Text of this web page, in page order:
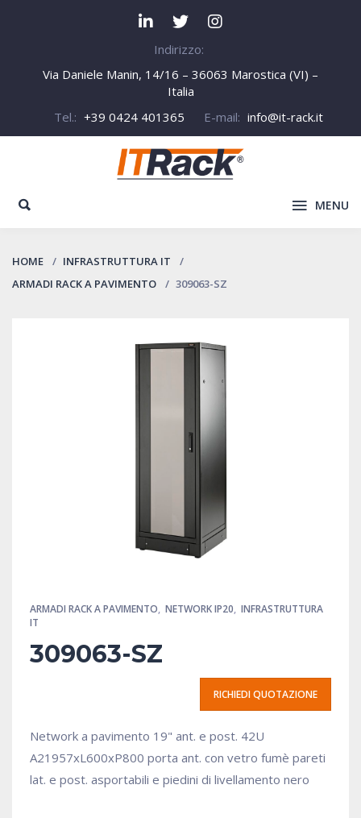
Indirizzo:
Via Daniele Manin, 14/16 – 36063 Marostica (VI) –
Italia
Tel.: +39 0424 401365 E-mail: info@it-rack.it
MENU
HOME
INFRASTRUTTURA IT
ARMADI RACK A PAVIMENTO
309063-SZ
ARMADI RACK A PAVIMENTO, NETWORK IP20, INFRASTRUTTURA
IT
309063-SZ
RICHIEDI QUOTAZIONE
Network a pavimento 19" ant. e post. 42U
A21957xL600xP800 porta ant. con vetro fumè pareti
lat. e post. asportabili e piedini di livellamento nero